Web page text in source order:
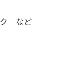
ク など